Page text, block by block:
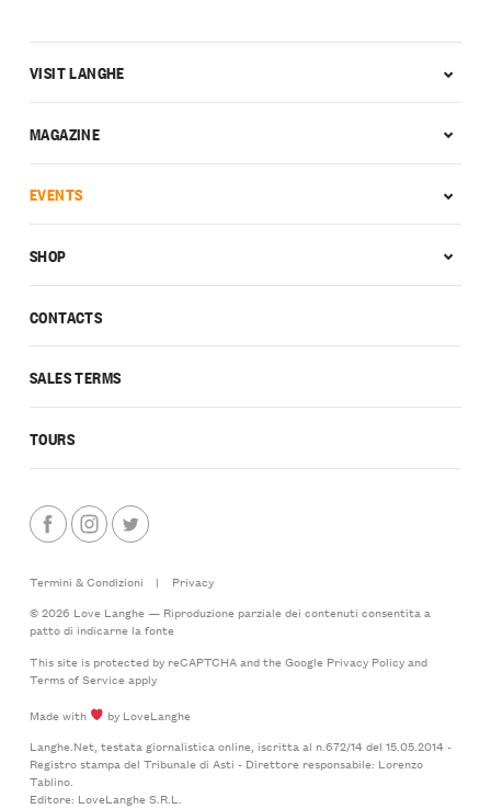
CONTACTS
SALES TERMS
TOURS
VISIT LANGHE
MAGAZINE
EVENTS
SHOP
Termini & Condizioni |
Privacy
© 2026 Love Langhe — Riproduzione parziale dei contenuti consentita a
patto di indicarne la fonte
This site is protected by reCAPTCHA and the Google Privacy Policyand
Terms of Serviceapply
Made with
by LoveLanghe
Langhe.Net, testata giornalistica online, iscritta al n.672/14 del 15.05.2014 -
Registro stampa del Tribunale di Asti - Direttore responsabile: Lorenzo
Tablino.
Editore: LoveLanghe S.R.L.